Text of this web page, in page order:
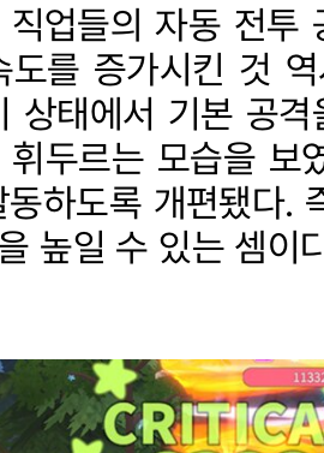
업들의 자동 전투
도를 증가시킨 것
상태에서 기본 공
두르는 모습을 보
하도록 개편됐다.
높일 수 있는 셈이